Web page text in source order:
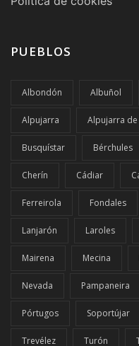
PUEBLOS
Albondón Albuñol
Alpujarra Alpujarra de
Busquístar Bérchules
Cherín Cádiar
Ferreirola Fondales
Lanjarón Laroles
Mairena Mecina
Nevada Pampaneira
Pórtugos Soportújar
Trevélez Turón